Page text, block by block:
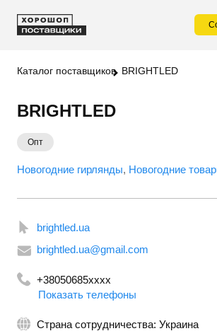
Каталог поставщиков BRIGHTLED
BRIGHTLED
Опт
Новогодние гирлянды Новогодние
brightled.ua
brightled.ua@gmail.com
+38050685xxxx
Показать телефоны
Страна сотрудничества: Украина